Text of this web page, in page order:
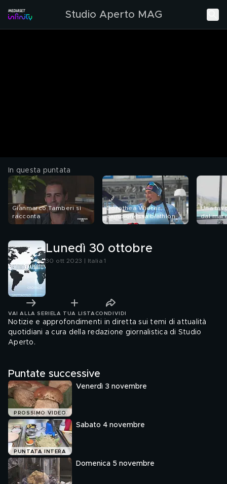
Studio Aperto MAG
In questa puntata
Gianmarco Tamberi si
racconta
Dorothea Wierer,
campionessa biathlon
Una
dal
Lunedì 30 ottobre
30 ott 2023 | Italia 1
VAI ALLA SERIE LA TUA LISTA CONDIVIDI
Notizie e approfondimenti in diretta sui temi di attualità
quotidiani a cura della redazione giornalistica di Studio
Aperto.
Puntate successive
PROSSIMO VIDEO
Venerdì 3 novembre
PUNTATA INTERA
Sabato 4 novembre
Domenica 5 novembre